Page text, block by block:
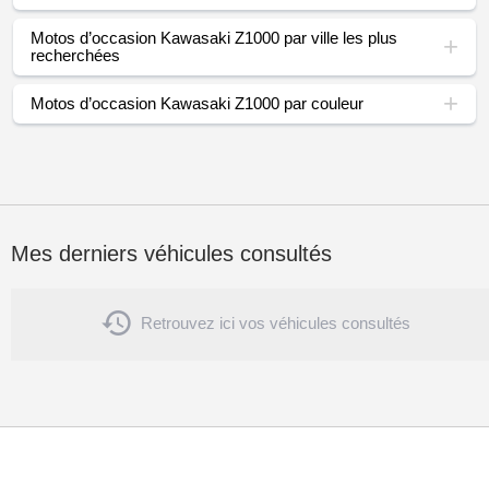
Motos d’occasion Kawasaki Z1000 par ville les plus
recherchées
Motos d’occasion Kawasaki Z1000 par couleur
Mes derniers véhicules consultés
 Retrouvez ici vos véhicules consultés